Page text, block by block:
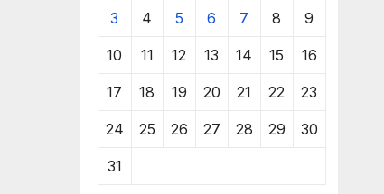
3 4 5 6 7 8 9
10 11 12 13 14 15 16
17 18 19 20 21 22 23
24 25 26 27 28 29 30
31